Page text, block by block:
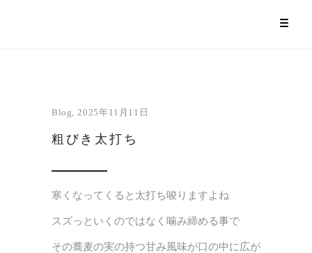
Blog 2025年11月11日
粗びき太打ち
寒くなってくると太打ち唆りますよね
スズっといくのではなく噛み締める事で
その蕎麦の実の持つ甘み風味が口の中に広が